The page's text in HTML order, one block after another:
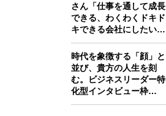
さん「仕事を通して成長
できる、わくわくドキド
キできる会社にしたいと
考えたんで…
時代を象徴する「顔」と
並び、貴方の人生を刻
む。ビジネスリーダー特
化型インタビュー枠
『Key person』始…